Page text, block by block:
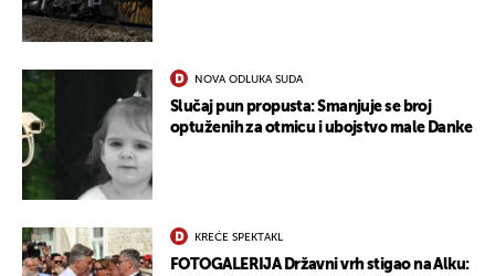
NOVA ODLUKA SUDA
Slučaj pun propusta: Smanjuje se broj
optuženih za otmicu i ubojstvo male Danke
KREĆE SPEKTAKL
FOTOGALERIJA Državni vrh stigao na Alku: